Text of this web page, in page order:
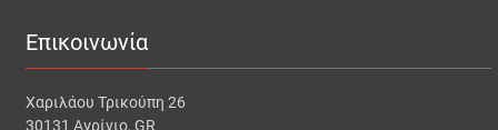
Επικοινωνία
Χαριλάου Τρικούπη 26
30131 Αγρίνιο, GR